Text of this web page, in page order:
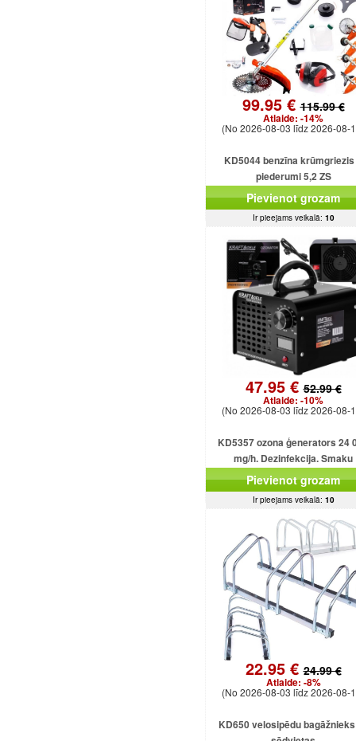
99.95 €115.99 €
Atlaide: -14%
(No 2026-08-03 līdz 2026-08-
KD5044 benzīna krūmgriezis
piederumi 5,2 ZS
Pievienot grozam
Ir pieejams veikalā: 10
47.95 €52.99 €
Atlaide: -10%
(No 2026-08-03 līdz 2026-08-
KD5357 ozona ģenerators 24
mg/h. Dezinfekcija. Smaku
likvidēšana. Ozonizators
birojam.
Pievienot grozam
Ir pieejams veikalā: 10
22.95 €24.99 €
Atlaide: -8%
(No 2026-08-03 līdz 2026-08-
KD650 velosipēdu